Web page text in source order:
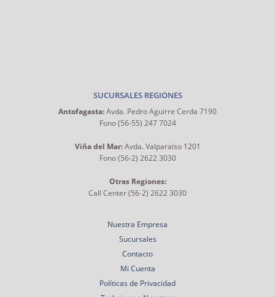
SUCURSALES REGIONES
Antofagasta:Avda. Pedro Aguirre Cerda 7190
Fono (56-55) 247 7024
Viña del Mar:Avda. Valparaíso 1201
Fono (56-2) 2622 3030
Otras Regiones:
Call Center (56-2) 2622 3030
Nuestra Empresa
Sucursales
Contacto
Mi Cuenta
Políticas de Privacidad